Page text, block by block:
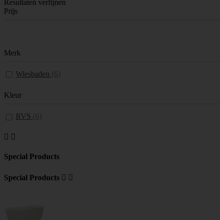
Resultaten verfijnen
Prijs
Merk
Wiesbaden
Kleur
RVS
 
Special Products
Special Products  